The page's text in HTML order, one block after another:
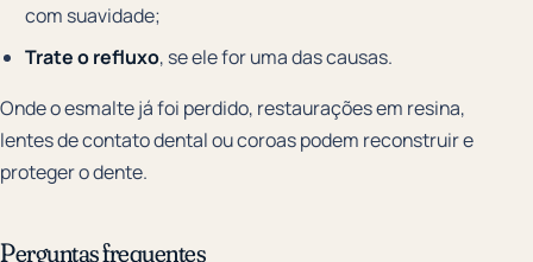
com suavidade;
Trate o refluxo, se ele for uma das causas.
Onde o esmalte já foi perdido, restaurações em resina,
lentes de contato dental ou coroas podem reconstruir e
proteger o dente.
Perguntas frequentes